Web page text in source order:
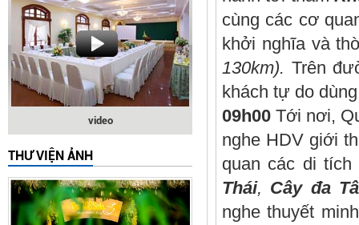
video
THƯ VIỆN ẢNH
cùng các cơ
khởi nghĩa và
130km). Trên
khách tự do
09h00 Tới nơi,
nghe HDV giới
quan các di
Thái, Cây đa
nghe thuyết